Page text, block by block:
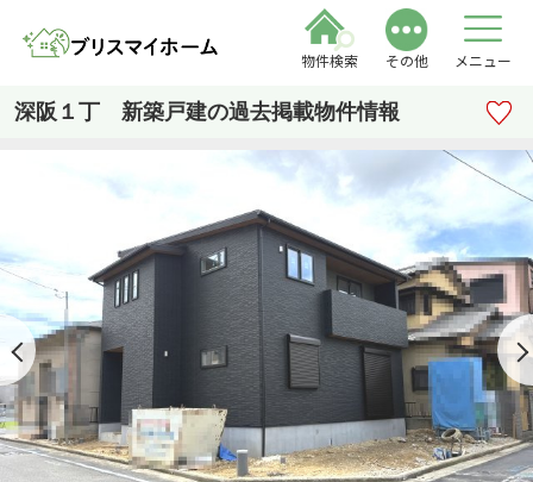
物件検索 その他 メニュー
深阪１丁 新築戸建の過去掲載物件情報